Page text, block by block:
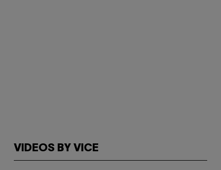
VIDEOS BY VICE